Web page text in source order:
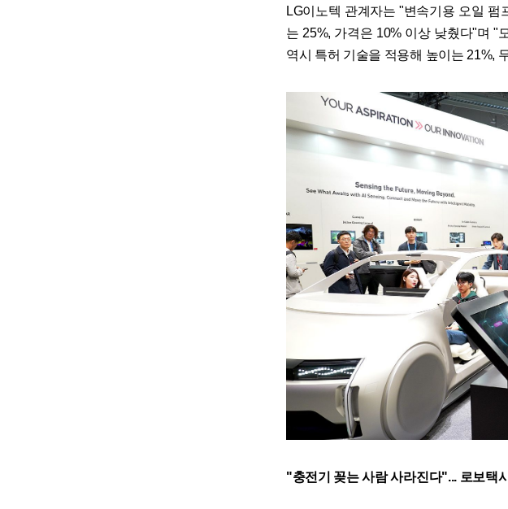
LG이노텍 관계자는 "변속기용 오일 펌
는 25%, 가격은 10% 이상 낮췄다"며 "
역시 특허 기술을 적용해 높이는 21%,
"충전기 꽂는 사람 사라진다"... 로보택